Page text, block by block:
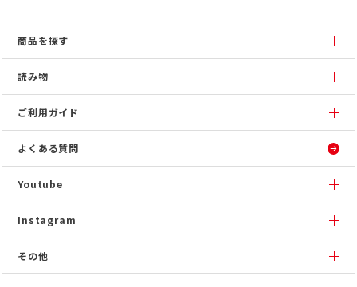
商品を探す
読み物
ご利用ガイド
よくある質問
Youtube
Instagram
その他